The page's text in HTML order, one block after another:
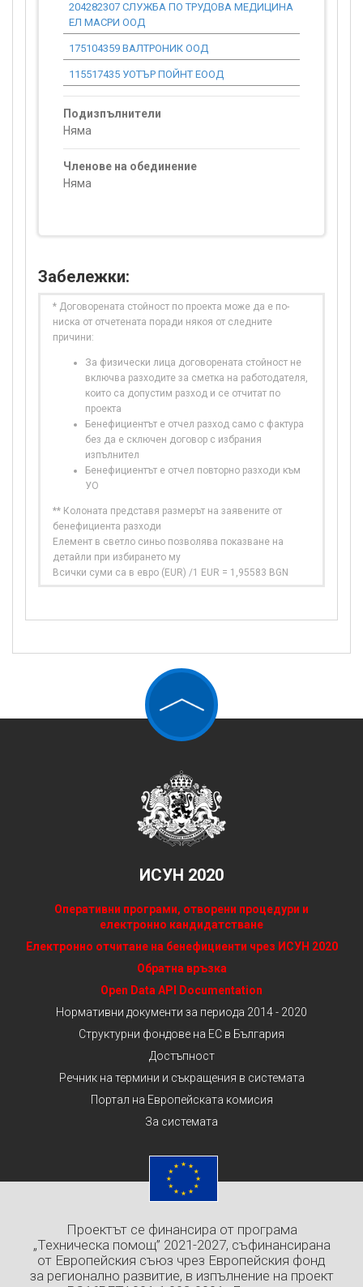
204282307 СЛУЖБА ПО ТРУДОВА МЕДИЦИНА
ЕЛ МАСРИ ООД
175104359 ВАЛТРОНИК ООД
115517435 УОТЪР ПОЙНТ ЕООД
Подизпълнители
Няма
Членове на обединение
Няма
Забележки:
* Договорената стойност по проекта може да е по-
ниска от отчетената поради някоя от следните
причини:
За физически лица договорената стойност не
включва разходите за сметка на работодателя,
които са допустим разход и се отчитат по
проекта
Бенефициентът е отчел разход само с фактура
без да е сключен договор с избрания
изпълнител
Бенефициентът е отчел повторно разходи към
УО
** Колоната представя размерът на заявените от
бенефициента разходи
Елемент в светло синьо позволява показване на
детайли при избирането му
Всички суми са в евро (EUR) /1 EUR = 1,95583 BGN
ИСУН 2020
Оперативни програми, отворени процедури и
електронно кандидатстване
Електронно отчитане на бенефициенти чрез ИСУН 2020
Обратна връзка
Open Data API Documentation
Нормативни документи за периода 2014 - 2020
Структурни фондове на ЕС в България
Достъпност
Речник на термини и съкращения в системата
Портал на Европейската комисия
За системата
Проектът се финансира от програма
„Техническа помощ” 2021-2027, съфинансирана
от Европейския съюз чрез Европейския фонд
за регионално развитие, в изпълнение на проект